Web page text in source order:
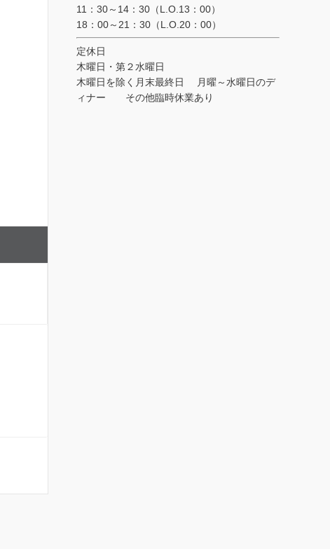
11：30～14：30（L.O.13：00）
18：00～21：30（L.O.20：00）
定休日
木曜日・第２水曜日
木曜日を除く月末最終日 月曜～水曜日のデ
ィナー その他臨時休業あり